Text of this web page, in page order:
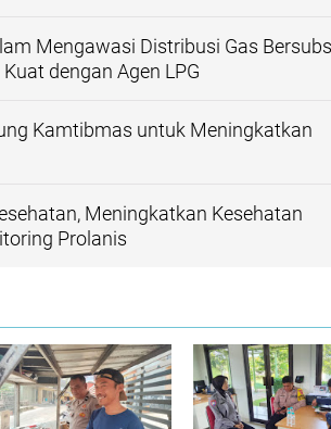
Mengawasi Distribusi Gas
dengan Agen LPG
Kamtibmas untuk Meningkatkan
Meningkatkan Kesehatan
Prolanis